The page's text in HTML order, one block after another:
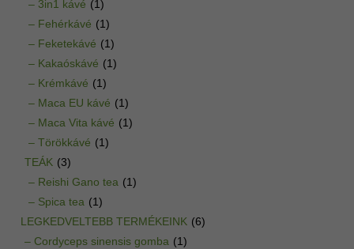
– 3in1 kávé (1)
– Fehérkávé (1)
– Feketekávé (1)
– Kakaóskávé (1)
– Krémkávé (1)
– Maca EU kávé (1)
– Maca Vita kávé (1)
– Törökkávé (1)
TEÁK (3)
– Reishi Gano tea (1)
– Spica tea (1)
LEGKEDVELTEBB TERMÉKEINK (6)
– Cordyceps sinensis gomba (1)